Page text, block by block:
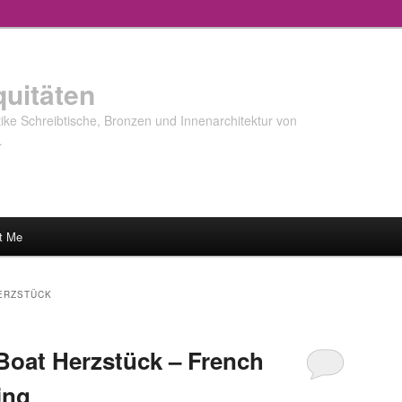
Schreibtische, Bronzen und Innenarchitektur von
Me
Herzstück – French